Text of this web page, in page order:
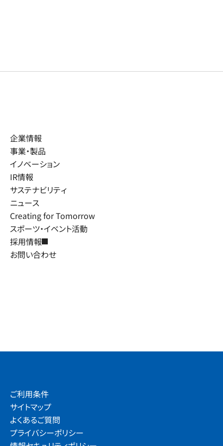
企業情報
事業・製品
イノベーション
IR情報
サステナビリティ
ニュース
Creating for Tomorrow
スポーツ・イベント活動
採用情報
お問い合わせ
ご利用条件
サイトマップ
よくあるご質問
プライバシーポリシー